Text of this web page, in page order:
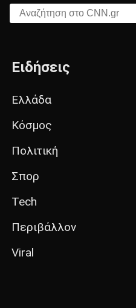
Αναζήτηση στο CNN.gr
Ειδήσεις
Ελλάδα
Κόσμος
Πολιτική
Σπορ
Tech
Περιβάλλον
Viral